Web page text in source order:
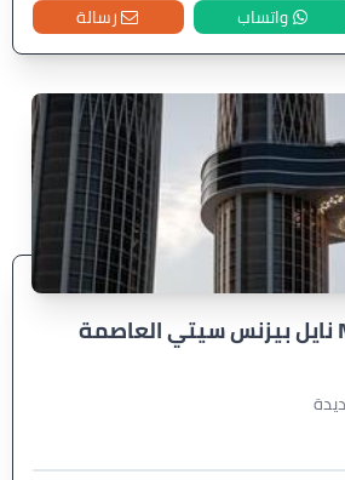
واتساب رسالة
Nile Business City نايل بيزنس سيتي العاصمة